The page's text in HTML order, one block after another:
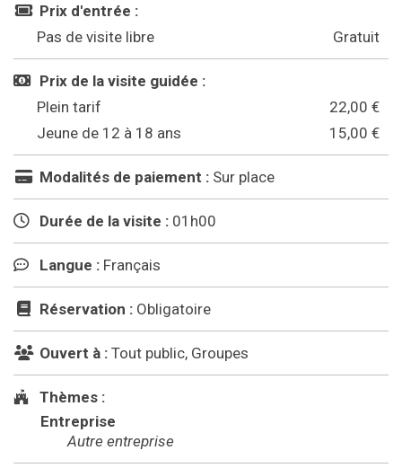
Prix d'entrée :
Pas de visite libre
Gratuit
Prix de la visite guidée :
Plein tarif
22,00 €
Jeune de 12 à 18 ans
15,00 €
Modalités de paiement : Sur place
Durée de la visite : 01h00
Langue : Français
Réservation : Obligatoire
Ouvert à : Tout public, Groupes
Thèmes :
Entreprise
Autre entreprise